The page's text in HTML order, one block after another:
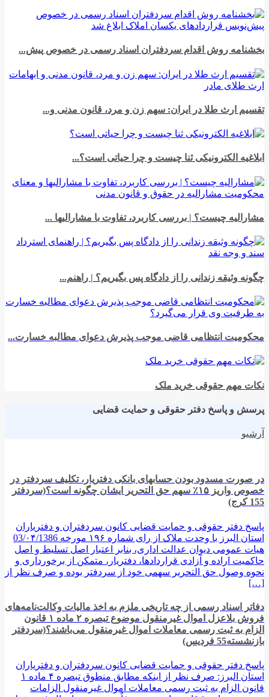
بخشنامه روش اقدام سردفتران اسناد رسمی در خصوص پیش‌...
تقسیم ارث طلا در ایران: سهم زن و مرد، قانون مدنی و...
ابلاغیه الکترونیکی ثنا چیست و چرا حیاتی است؟...
مشارالیه چیست؟ | بررسی کاربرد، تفاوت با مشارالیها ...
چگونه وثیقه زندانی را از دادگاه پس بگیریم؟ | راهنم...
محکومیت انتظامی قاضی موجب پذیرش دعوای مطالبه خسارت...
نکات مهم حقوقی خرید ملک
پرسش و پاسخ دفتر حقوقی و حمایت قضایی
آرشیو
در صورت مسدود بودن حسابهای بانکی دفتریار، تکلیف سردفتر در
خصوص واریز ۱۵٪ سهم حق التحریر ایشان چگونه است؟(سردفتر
155 کرج)
پاسخ دفتر حقوقی و حمایت قضایی کانون سردفتران و دفتریاران
استان البرز با وحدت ملاک از رای شماره ۱۹۶ مورخه 03/۰۴/1386
هیات عمومی دیوان عدالت اداری، بنابر اعتبار اصل تسلیط و اصل
حاکمیت اراده و آزادی قراردادها، دفتریار، متمکن از برخورداری و
نحوه وصول حق التحریر سهمی خود از سردفتر بوده و صرف نظر از
[…]
دفاتر اسناد رسمی از چه تاریخی ملزم به اخذ مالیات وکالت‌نامه‌های
فروش بلاعزل اموال غیرمنقول موضوع تبصره ۲ ماده ۱ قانون
الزام به ثبت رسمی معاملات اموال غیرمنقول می‌باشند؟(سردفتر
بازنشسته55 فردیس)
پاسخ دفتر حقوقی و حمایت قضایی کانون سردفتران و دفتریاران
استان البرز: صرف نظر از اینکه مطابق منطوق تبصره ۴ ماده ۱
قانون الزام به ثبت رسمی معاملات اموال غیرمنقول الزامات